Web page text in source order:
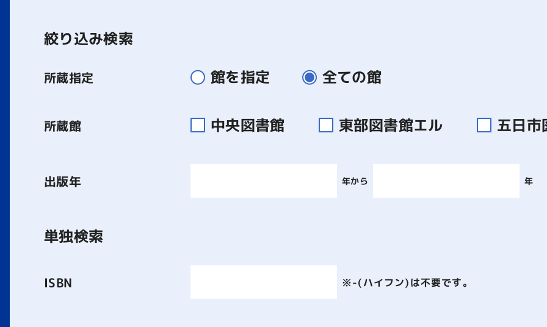
絞り込み検索
所蔵指定 館を指定 全ての館
所蔵館 中央図書館 東部図書館エル 五日
出版年 年から 年
単独検索
ISBN ※-(ハイフン)は不要です。